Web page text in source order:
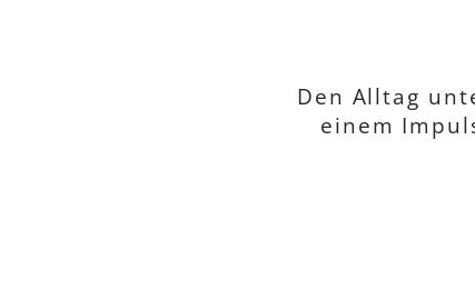
Den Alltag
einem